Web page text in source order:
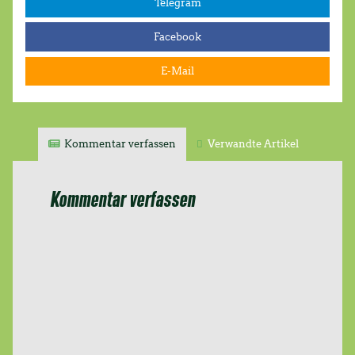
Telegram
Facebook
E-Mail
Kommentar verfassen Verwandte Artikel
Kommentar verfassen